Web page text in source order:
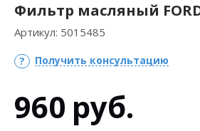
Фильтр масляный FORD
Артикул: 5015485
Получить консультацию
960 руб.